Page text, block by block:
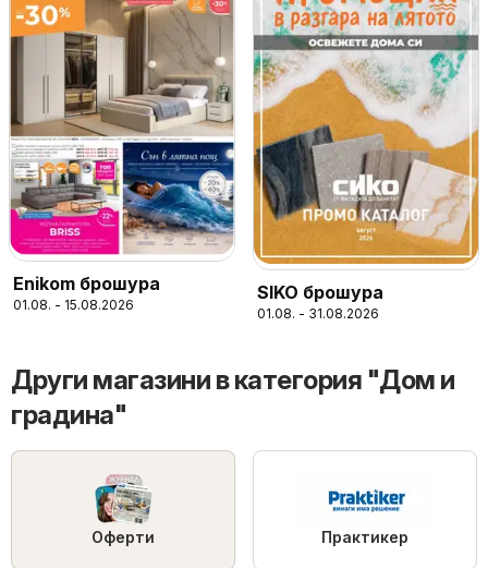
Enikom брошура
01.08. - 15.08.2026
SIKO брошура
01.08. - 31.08.2026
Други магазини в категория "Дом и
градина"
Оферти Практикер